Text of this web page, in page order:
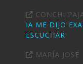
CONCHI
IA ME DIJO
ESCUCHAR
MARÍA JOSÉ